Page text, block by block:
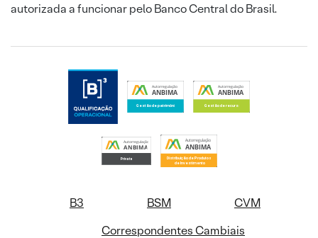
autorizada a funcionar pelo Banco Central do Brasil.
B3 BSM
CVM
Correspondentes Cambiais